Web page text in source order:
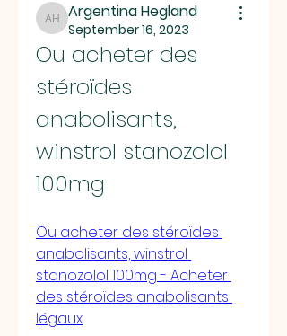
Argentina Hegland
Argentina Hegland
September 16, 2023
Ou acheter des
stéroïdes
anabolisants,
winstrol stanozolol
100mg
Ou acheter des stéroïdes
anabolisants, winstrol
stanozolol 100mg - Acheter
des stéroïdes anabolisants
légaux